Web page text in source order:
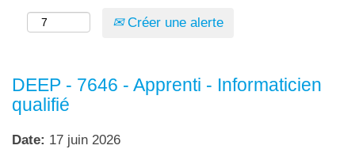
Créer une alerte
DEEP - 7646 - Apprenti - Informaticien
qualifié
Date: 17 juin 2026